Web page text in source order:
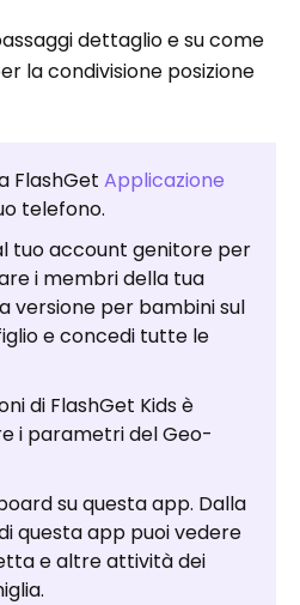
dettaglio e su come
la condivisione posizione
FlashGet Applicazione
telefono.
tuo account genitore per
i membri della tua
versione per bambini sul
e concedi tutte le
di FlashGet Kids è
i parametri del Geo-
su questa app. Dalla
questa app puoi vedere
e altre attività dei